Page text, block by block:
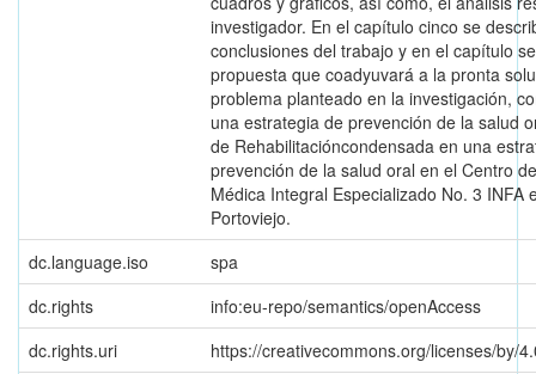
investigador. En el capítulo cinco se
conclusiones del trabajo y en el capítulo
propuesta que coadyuvará a la pronta
problema planteado en la investigación,
una estrategia de prevención de la salud
de Rehabilitacióncondensada en una
prevención de la salud oral en el Centro
Médica Integral Especializado No. 3 INFA
Portoviejo.
dc.language.iso
spa
dc.rights
info:eu-repo/semantics/openAccess
dc.rights.uri
https://creativecommons.org/licenses/by/